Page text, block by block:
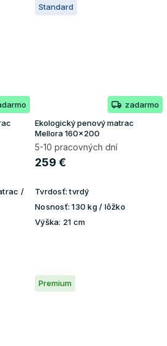
/
Standard
zadarmo
Ekologický penový matrac
Mellora 160x200
5-10 pracovných dní
259 €
Tvrdosť:tvrdý
Nosnosť: 130 kg / lôžko
Výška: 21 cm
Premium